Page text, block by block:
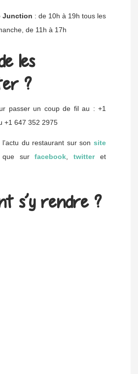
Junction : de 10h à 19h tous les
de 11h à 17h
les
?
passer un coup de fil au : +1
+1 647 352 2975
du restaurant sur son site
que surfacebook ,twitteret
s’y rendre ?